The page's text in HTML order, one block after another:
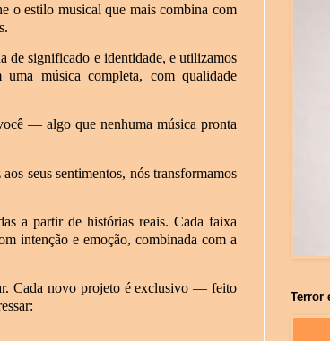
o estilo musical que mais combina com
de significado e identidade, e utilizamos
música completa, com qualidade
— algo que nenhuma música pronta
seus sentimentos, nós transformamos
a partir de histórias reais. Cada faixa
intenção e emoção, combinada com a
Cada novo projeto é exclusivo — feito
Terror